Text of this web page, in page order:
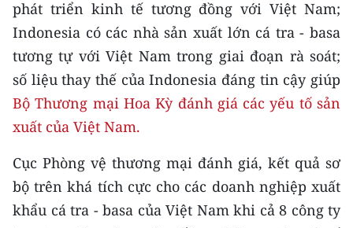
Media Giáo dục
Media Y tế
Media Khoa học - Công nghệ
Media Môi trường
Ảnh
Infographic
phát triển kinh tế tương đồng với Việt Nam;
Indonesia có các nhà sản xuất lớn cá tra - basa
tương tự với Việt Nam trong giai đoạn rà soát;
số liệu thay thế của Indonesia đáng tin cậy giúp
Bộ Thương mại Hoa Kỳ đánh giá các yếu tố sản
xuất của Việt Nam.
Cục Phòng vệ thương mại đánh giá, kết quả sơ
bộ trên khá tích cực cho các doanh nghiệp xuất
khẩu cá tra - basa của Việt Nam khi cả 8 công ty